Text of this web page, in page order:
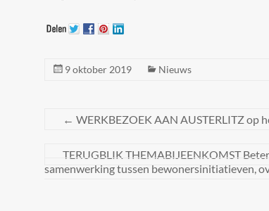
9 oktober 2019 Nieuws
← WERKBEZOEK AAN AUSTERLITZ op
TERUGBLIK THEMABIJEENKOMST
samenwerking tussen bewonersinitiatieven,